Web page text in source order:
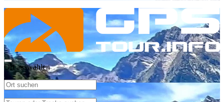
Ort auswählen